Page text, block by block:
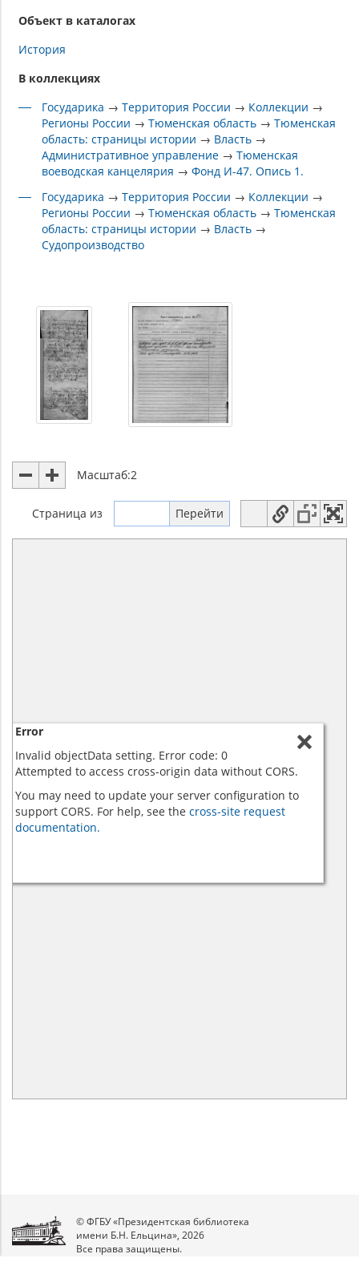
Объект в каталогах
История
В коллекциях
Государика →Территория России → Коллекции →
Регионы России →Тюменская область →Тюменская
область: страницы истории → Власть →
Административное управление →Тюменская
воеводская канцелярия →Фонд И-47. Опись 1.
Государика →Территория России → Коллекции →
Регионы России →Тюменская область →Тюменская
область: страницы истории → Власть →
Судопроизводство
Масштаб:2
Страница из
Error
Invalid objectData setting. Error code: 0
Attempted to access cross-origin data without CORS.
You may need to update your server configuration to
support CORS. For help, see the cross-site request
documentation.
© ФГБУ «Президентская библиотека
имени Б.Н. Ельцина», 2026
Все права защищены.